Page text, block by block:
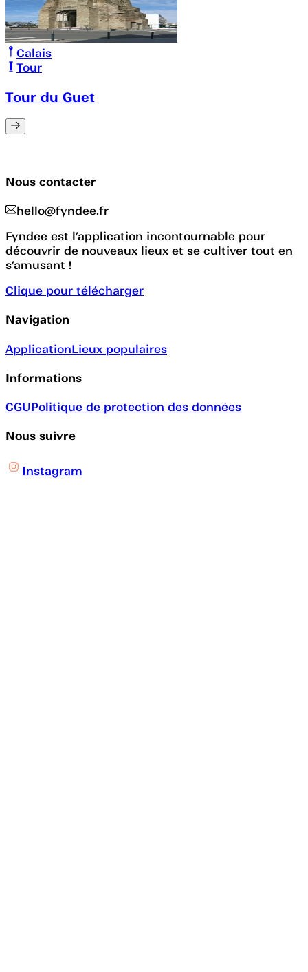
Calais
Tour
Tour du Guet
Nous contacter
hello@fyndee.fr
Fyndee est l’application incontournable pour
découvrir de nouveaux lieux et se cultiver tout en
s’amusant !
Clique pour télécharger
Navigation
ApplicationLieux populaires
Informations
CGUPolitique de protection des données
Nous suivre
Instagram